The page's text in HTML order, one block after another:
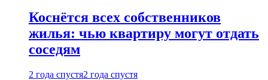
Коснётся всех собственников
жилья: чью квартиру могут отдать
соседям
2 года спустя2 года спустя